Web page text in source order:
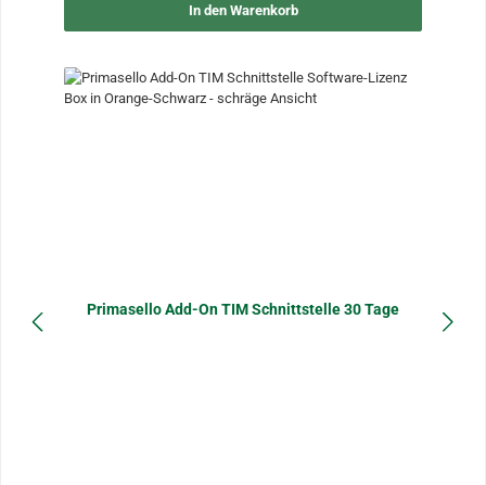
In den Warenkorb
Primasello Add-On TIM Schnittstelle 30 Tage